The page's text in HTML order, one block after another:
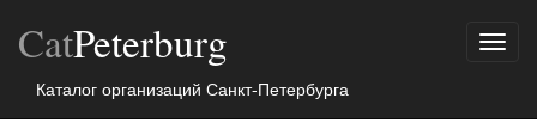
CatPeterburg
Каталог организаций Санкт-Петербурга